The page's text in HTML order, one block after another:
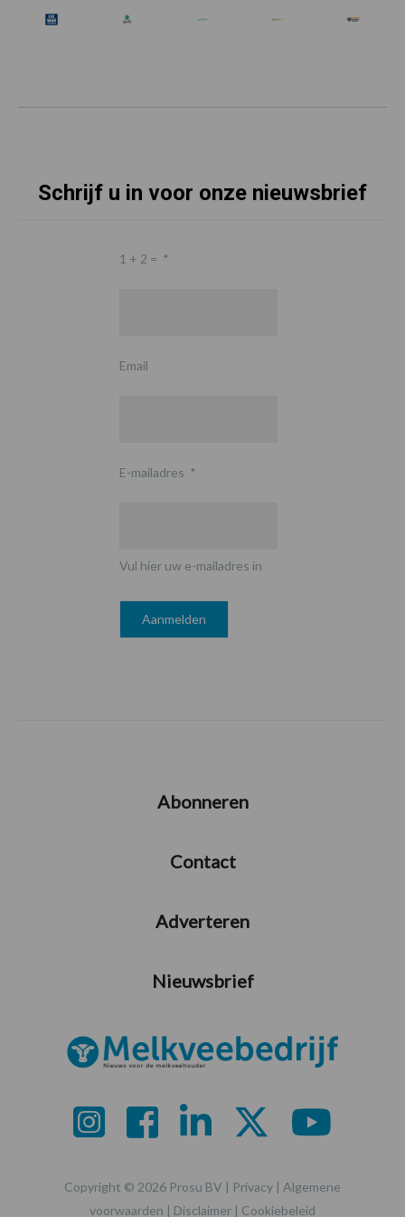
Schrijf u in voor onze nieuwsbrief
1 + 2 = *
Email
E-mailadres *
Vul hier uw e-mailadres in
Abonneren
Contact
Adverteren
Nieuwsbrief
Copyright © 2026 Prosu BV | Privacy | Algemene
voorwaarden | Disclaimer | Cookiebeleid